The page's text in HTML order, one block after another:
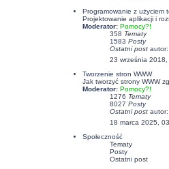
Programowanie z użyciem
Projektowanie aplikacji i
Moderator: Pomocy?!
358 Tematy
1583 Posty
Ostatni postautor:
23 września 2018,
Tworzenie stron WWW
Jak tworzyć strony WWW
Moderator: Pomocy?!
1276 Tematy
8027 Posty
Ostatni postautor:
18 marca 2025,
Społeczność
Tematy
Posty
Ostatni post